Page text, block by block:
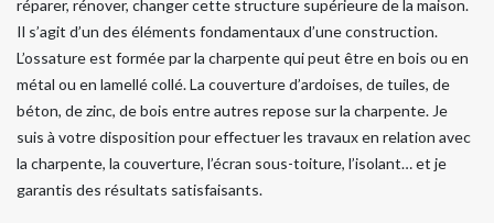
réparer, rénover, changer cette structure supérieure de la maison.
Il s’agit d’un des éléments fondamentaux d’une construction.
L’ossature est formée par la charpente qui peut être en bois ou en
métal ou en lamellé collé. La couverture d’ardoises, de tuiles, de
béton, de zinc, de bois entre autres repose sur la charpente. Je
suis à votre disposition pour effectuer les travaux en relation avec
la charpente, la couverture, l’écran sous-toiture, l’isolant… et je
garantis des résultats satisfaisants.